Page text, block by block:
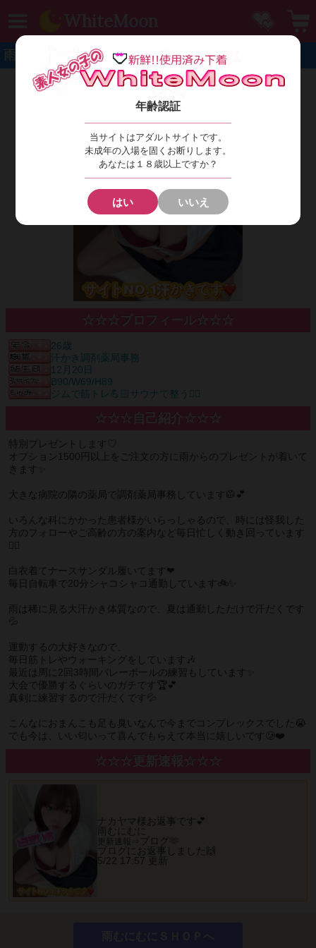
WhiteMoon
雨むにむに
☆☆☆プロフィール☆☆☆
26歳
汗かき調剤薬局事務
12月20日
B90/W69/H89
ジムで筋トレ💪🏻サウナで整う🧖‍♀️
☆☆☆自己紹介☆☆☆
特別プレゼントします♡
オプション1500円以上をご注文の方に雨からのプレゼントが着いて
きます✨️
大きな病院の隣の薬局で調剤薬局事務しています🥼💕
いろんな科にかかった患者様がいらっしゃるので、時には怪我した
方のフォローやご高齢の方の案内など毎日忙しく動き回っています
白衣着てナースサンダル履いてます‪❤‬
毎日自転車で20分シャコシャコ通勤しています🚲✨
雨は稀に見る大汗かき体質なので、夏は通勤しただけで汗だくです‪
💦‬
運動するの大好きなので、
毎日筋トレやウォーキングをしています🎶
最近は周に2回3時間バレーボールの練習もしています✨
大会で優勝するぐらいのガチです🏆💕
真剣に練習するので汗だくです💦
こんなにおまんこも足も臭いなんで今までコンプレックスでした😭
でも今は、いい匂いって喜んでもらえて本当に嬉しいです🥲❤️
☆☆☆更新速報☆☆☆
ナカヤマ様お返事です💕
雨むにむに
更新速報⇒
ブログ‪🫶
ブログにお返事しました🙌
5/22 17:57 更新
年齢認証
当サイトはアダルトサイトです。
未成年の入場を固くお断りします。
あなたは１８歳以上ですか？
はい いいえ